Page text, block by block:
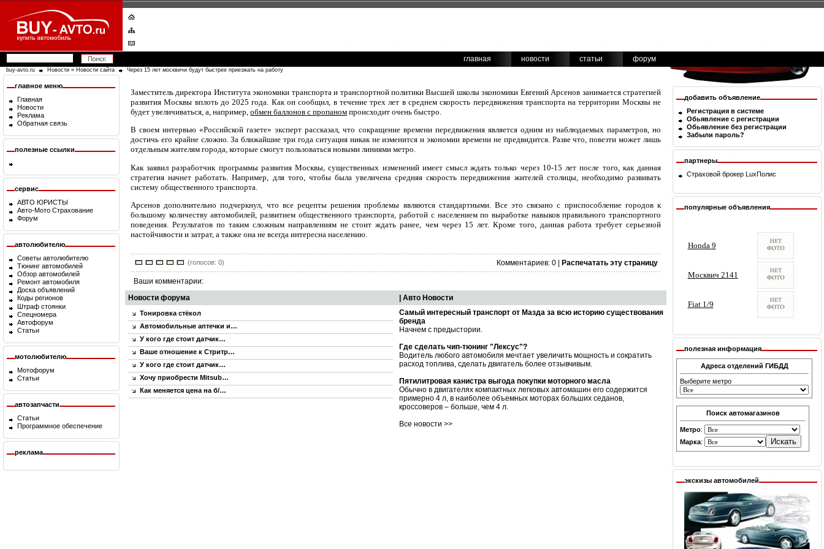
главная новости статьи форум
buy-avto.ru Новости » Новости сайта Через 15 лет москвичи будут быстрее приезжать на работу
главное меню
Главная
Новости
Реклама
Обратная связь
полезные ссылки
сервис
АВТО ЮРИСТЫ
Авто-Мото Страхование
Форум
автолюбителю
Советы автолюбителю
Тюнинг автомобилей
Обзор автомобилей
Ремонт автомобиля
Доска объявлений
Коды регионов
Штраф стоянки
Спецномера
Автофорум
Статьи
мотолюбителю
Мотофорум
Статьи
автозапчасти
Статьи
Программное обеспечение
реклама
Заместитель директора Института экономики транспорта и транспортной политики Высшей школы экономики Евгений Арсенов занимается стратегией
развития Москвы вплоть до 2025 года. Как он сообщил, в течение трех лет в среднем скорость передвижения транспорта на территории Москвы не
будет увеличиваться, а, например, обмен баллонов с пропаном происходит очень быстро.
В своем интервью «Российской газете» эксперт рассказал, что сокращение времени передвижения является одним из наблюдаемых параметров, но
достичь его крайне сложно. За ближайшие три года ситуация никак не изменится и экономии времени не предвидится. Разве что, повезти может лишь
отдельным жителям города, которые смогут пользоваться новыми линиями метро.
Как заявил разработчик программы развития Москвы, существенных изменений имеет смысл ждать только через 10-15 лет после того, как данная
стратегия начнет работать. Например, для того, чтобы была увеличена средняя скорость передвижения жителей столицы, необходимо развивать
систему общественного транспорта.
Арсенов дополнительно подчеркнул, что все рецепты решения проблемы являются стандартными. Все это связано с приспособление городов к
большому количеству автомобилей, развитием общественного транспорта, работой с населением по выработке навыков правильного транспортного
поведения. Результатов по таким сложным направлениям не стоит ждать ранее, чем через 15 лет. Кроме того, данная работа требует серьезной
настойчивости и затрат, а также она не всегда интересна населению.
(голосов: 0) Комментариев: 0 | Распечатать эту страницу
Ваши комментарии:
Новости форума
| Авто Новости
Тонировка стёкол
Автомобильные аптечки и…
У кого где стоит датчик…
Ваше отношение к Стритр…
У кого где стоит датчик…
Хочу приобрести Mitsub…
Как меняется цена на б/…
Самый интересный транспорт от Мазда за всю историю существования
бренда
Начнем с предыстории.
Где сделать чип-тюнинг "Лексус"?
Водитель любого автомобиля мечтает увеличить мощность и сократить
расход топлива, сделать двигатель более отзывчивым.
Пятилитровая канистра выгода покупки моторного масла
Обычно в двигателях компактных легковых автомашин его содержится
примерно 4 л, в наиболее объемных моторах больших седанов,
кроссоверов – больше, чем 4 л.
Все новости >>
добавить объявление
Регистрация в системе
Обьявление с регистрации
Обьявление без регистрации
Забыли пароль?
партнеры
Страховой брокер LuxПолис
популярные объявления
полезная информация
Адреса отделений ГИБДД
Выберите метро
Поиск автомагазинов
Метро:
Марка:
экскизы автомобилей